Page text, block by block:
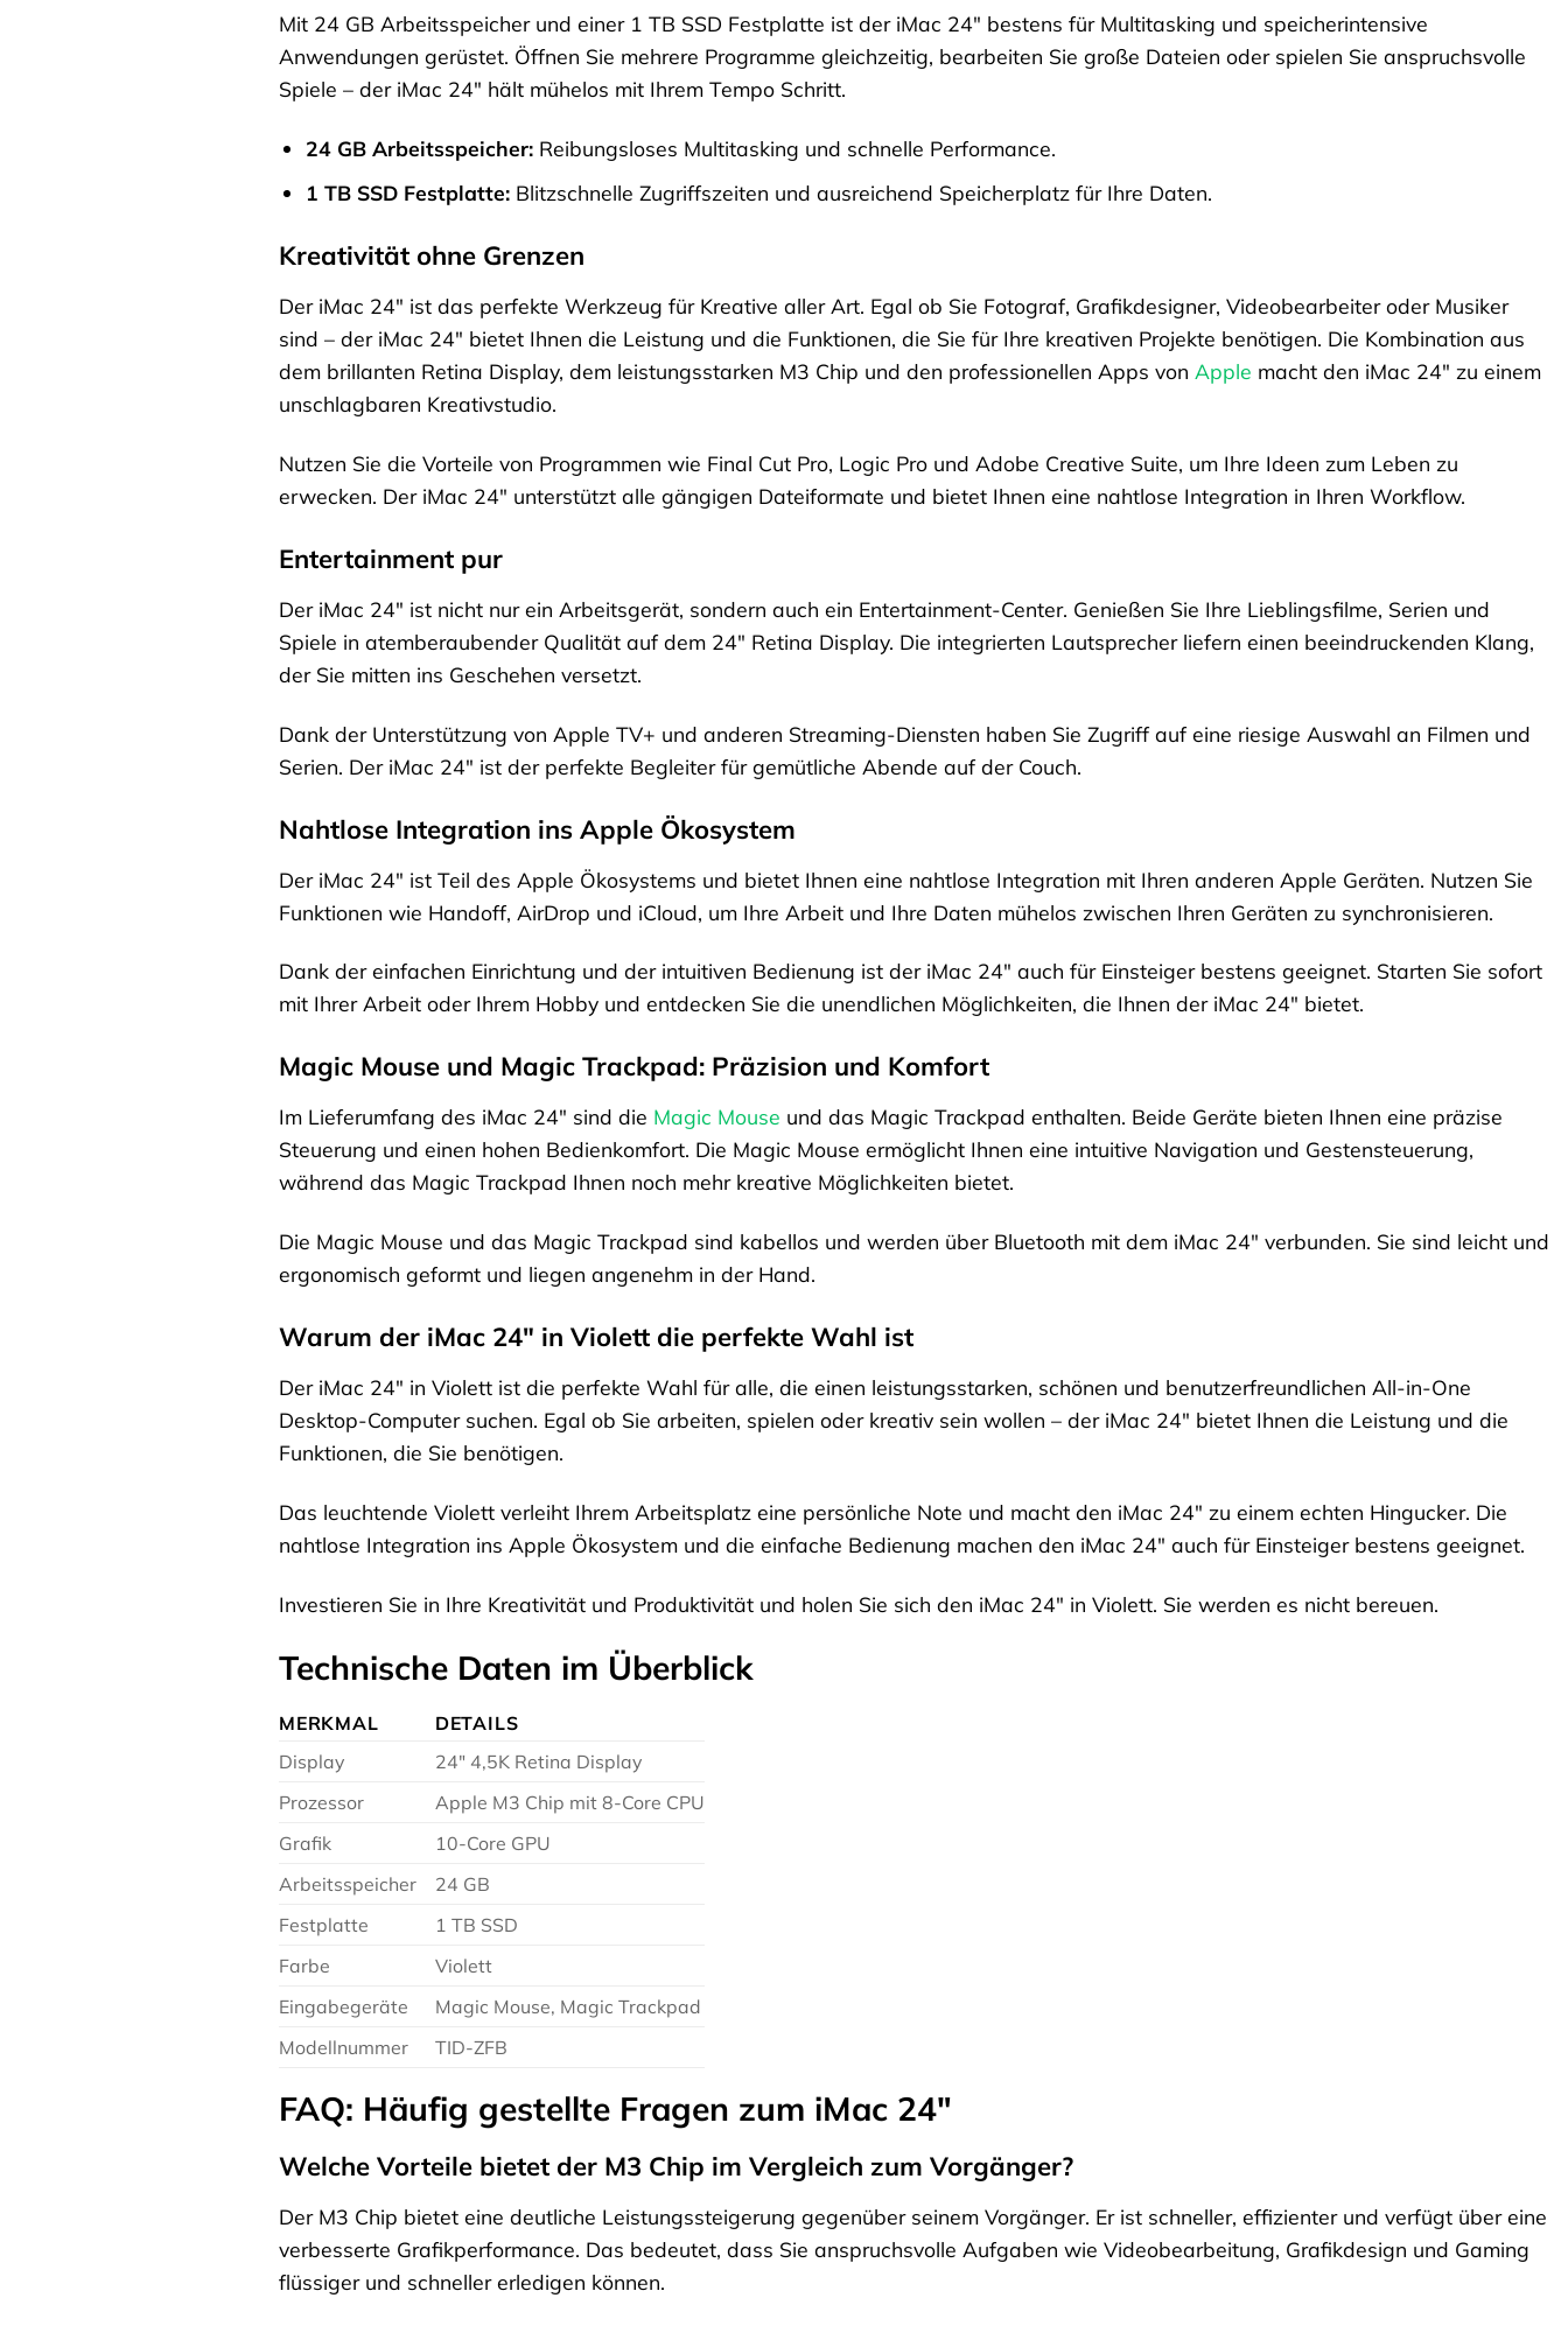
Mit 24 GB Arbeitsspeicher und einer 1 TB SSD Festplatte ist der iMac 24″ bestens für Multitasking und speicherintensive
Anwendungen gerüstet. Öffnen Sie mehrere Programme gleichzeitig, bearbeiten Sie große Dateien oder spielen Sie anspruchsvolle
Spiele – der iMac 24″ hält mühelos mit Ihrem Tempo Schritt.
24 GB Arbeitsspeicher:Reibungsloses Multitasking und schnelle Performance.
1 TB SSD Festplatte:Blitzschnelle Zugriffszeiten und ausreichend Speicherplatz für Ihre Daten.
Kreativität ohne Grenzen
Der iMac 24″ ist das perfekte Werkzeug für Kreative aller Art. Egal ob Sie Fotograf, Grafikdesigner, Videobearbeiter oder Musiker
sind – der iMac 24″ bietet Ihnen die Leistung und die Funktionen, die Sie für Ihre kreativen Projekte benötigen. Die Kombination aus
dem brillanten Retina Display, dem leistungsstarken M3 Chip und den professionellen Apps von Apple macht den iMac 24″ zu einem
unschlagbaren Kreativstudio.
Nutzen Sie die Vorteile von Programmen wie Final Cut Pro, Logic Pro und Adobe Creative Suite, um Ihre Ideen zum Leben zu
erwecken. Der iMac 24″ unterstützt alle gängigen Dateiformate und bietet Ihnen eine nahtlose Integration in Ihren Workflow.
Entertainment pur
Der iMac 24″ ist nicht nur ein Arbeitsgerät, sondern auch ein Entertainment-Center. Genießen Sie Ihre Lieblingsfilme, Serien und
Spiele in atemberaubender Qualität auf dem 24″ Retina Display. Die integrierten Lautsprecher liefern einen beeindruckenden Klang,
der Sie mitten ins Geschehen versetzt.
Dank der Unterstützung von Apple TV+ und anderen Streaming-Diensten haben Sie Zugriff auf eine riesige Auswahl an Filmen und
Serien. Der iMac 24″ ist der perfekte Begleiter für gemütliche Abende auf der Couch.
Nahtlose Integration ins Apple Ökosystem
Der iMac 24″ ist Teil des Apple Ökosystems und bietet Ihnen eine nahtlose Integration mit Ihren anderen Apple Geräten. Nutzen Sie
Funktionen wie Handoff, AirDrop und iCloud, um Ihre Arbeit und Ihre Daten mühelos zwischen Ihren Geräten zu synchronisieren.
Dank der einfachen Einrichtung und der intuitiven Bedienung ist der iMac 24″ auch für Einsteiger bestens geeignet. Starten Sie sofort
mit Ihrer Arbeit oder Ihrem Hobby und entdecken Sie die unendlichen Möglichkeiten, die Ihnen der iMac 24″ bietet.
Magic Mouse und Magic Trackpad: Präzision und Komfort
Im Lieferumfang des iMac 24″ sind die Magic Mouse und das Magic Trackpad enthalten. Beide Geräte bieten Ihnen eine präzise
Steuerung und einen hohen Bedienkomfort. Die Magic Mouse ermöglicht Ihnen eine intuitive Navigation und Gestensteuerung,
während das Magic Trackpad Ihnen noch mehr kreative Möglichkeiten bietet.
Die Magic Mouse und das Magic Trackpad sind kabellos und werden über Bluetooth mit dem iMac 24″ verbunden. Sie sind leicht und
ergonomisch geformt und liegen angenehm in der Hand.
Warum der iMac 24″ in Violett die perfekte Wahl ist
Der iMac 24″ in Violett ist die perfekte Wahl für alle, die einen leistungsstarken, schönen und benutzerfreundlichen All-in-One
Desktop-Computer suchen. Egal ob Sie arbeiten, spielen oder kreativ sein wollen – der iMac 24″ bietet Ihnen die Leistung und die
Funktionen, die Sie benötigen.
Das leuchtende Violett verleiht Ihrem Arbeitsplatz eine persönliche Note und macht den iMac 24″ zu einem echten Hingucker. Die
nahtlose Integration ins Apple Ökosystem und die einfache Bedienung machen den iMac 24″ auch für Einsteiger bestens geeignet.
Investieren Sie in Ihre Kreativität und Produktivität und holen Sie sich den iMac 24″ in Violett. Sie werden es nicht bereuen.
Technische Daten im Überblick
MERKMAL
DETAILS
Display
24″ 4,5K Retina Display
Prozessor
Apple M3 Chip mit 8-Core CPU
Grafik
10-Core GPU
Arbeitsspeicher
24 GB
Festplatte
1 TB SSD
Farbe
Violett
Eingabegeräte
Magic Mouse, Magic Trackpad
Modellnummer
TID-ZFB
FAQ: Häufig gestellte Fragen zum iMac 24″
Welche Vorteile bietet der M3 Chip im Vergleich zum Vorgänger?
Der M3 Chip bietet eine deutliche Leistungssteigerung gegenüber seinem Vorgänger. Er ist schneller, effizienter und verfügt über eine
verbesserte Grafikperformance. Das bedeutet, dass Sie anspruchsvolle Aufgaben wie Videobearbeitung, Grafikdesign und Gaming
flüssiger und schneller erledigen können.